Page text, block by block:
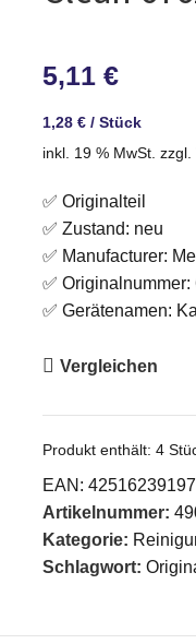
5,11 €
1,28 €/ Stück
inkl. 19 % MwSt. zzgl.
✅ Originalteil
✅ Zustand: neu
✅ Manufacturer:
✅ Originalnummer:
✅ Gerätenamen:
Vergleichen
Produkt enthält: 4
EAN:
Artikelnummer:
Kategorie:
Schlagwort: